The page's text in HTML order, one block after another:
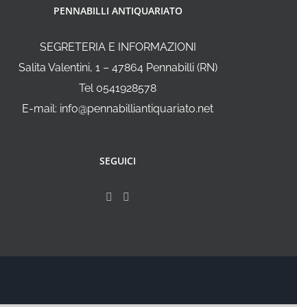
PENNABILLI ANTIQUARIATO
SEGRETERIA E INFORMAZIONI
Salita Valentini, 1 – 47864 Pennabilli (RN)
Tel 0541928578
E-mail: info@pennabilliantiquariato.net
SEGUICI